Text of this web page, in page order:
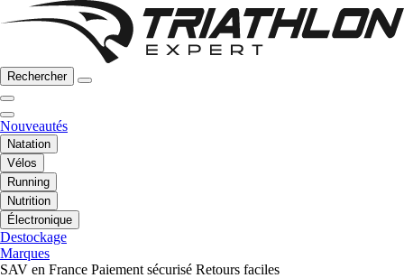
Rechercher
Nouveautés
Natation
Vélos
Running
Nutrition
Électronique
Destockage
Marques
SAV en France Paiement sécurisé Retours faciles